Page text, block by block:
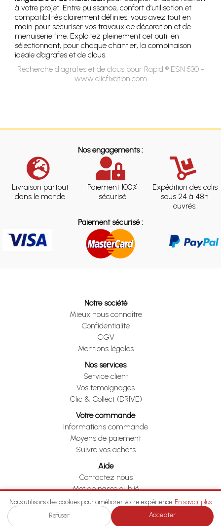
à votre projet. Entre puissance, confort d’utilisation et
compatibilités clairement définies, vous avez tout en
main pour sécuriser vos travaux de décoration et de
menuiserie fine. Exploitez pleinement cet outil en
sélectionnant, pour chaque chantier, la combinaison
idéale d’agrafes et de clous.
Recherche d'agrafes et de clous pour Rapid ® ESN 530 -
www.clicfixation.com
Nos engagements :
Livraison partout
dans le monde
Paiement 100%
sécurisé
Expédition des colis
sous 24 à 48h
ouvrés.
Paiement sécurisé :
Notre société
Mieux nous connaître
Confidentialité
CGV
Mentions légales
Nos services
Service client
Vos témoignages
Clic & Collect (DRIVE)
Votre commande
Informations commande
Moyens de paiement
Suivre vos achats
Aide
Contactez nous
Mot de passe oublié
Je me rétracte
Je me rétracte
Nous utilisons des cookies pour améliorer votre expérience. En savoir plus
Refuser Accepter